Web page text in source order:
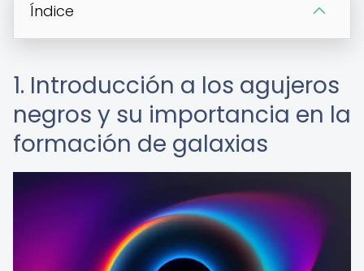
Índice
1. Introducción a los agujeros
negros y su importancia en la
formación de galaxias